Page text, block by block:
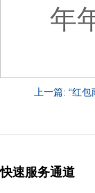
年
上一篇: “红
快速服务通道